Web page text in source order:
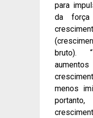
para
da
bruto).
menos